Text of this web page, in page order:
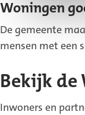
Woningen
De gemeente
mensen met een
Bekijk de
Inwoners en